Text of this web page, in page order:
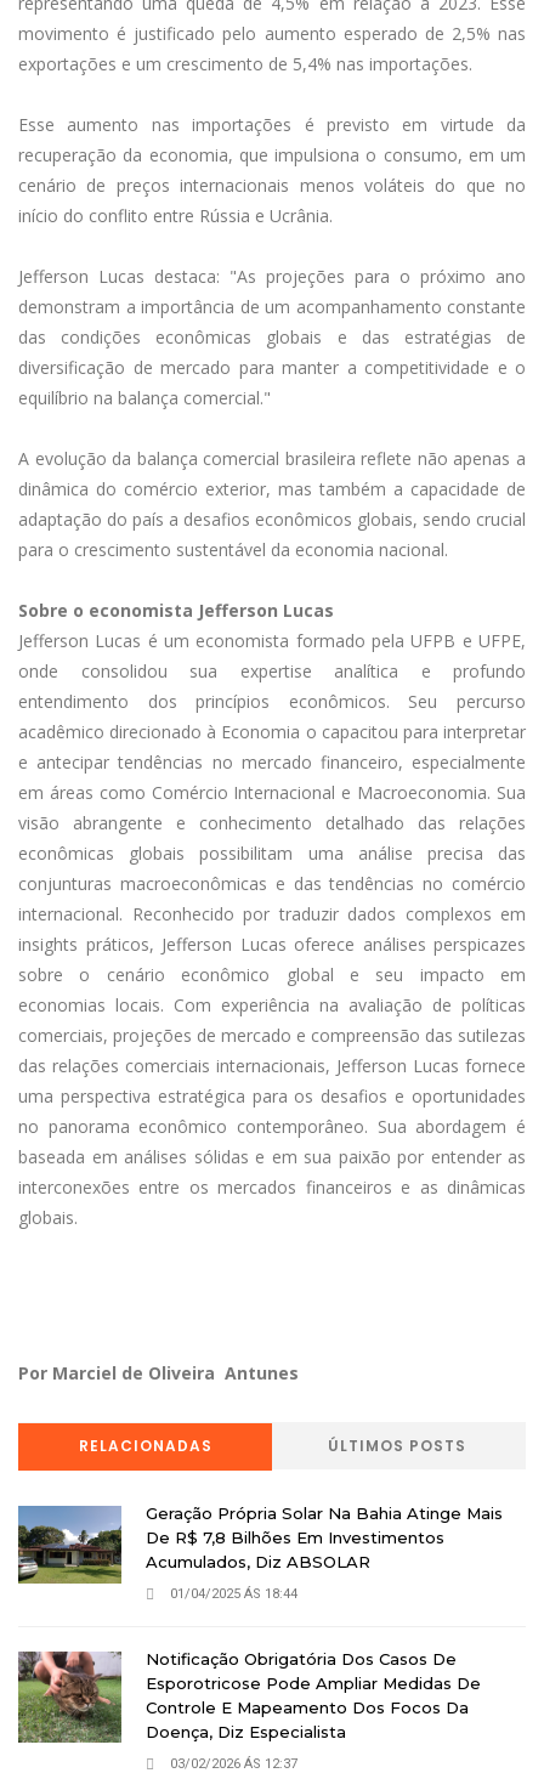
movimento é justificado pelo aumento esperado de 2,5% nas
exportações e um crescimento de 5,4% nas importações.
Esse aumento nas importações é previsto em virtude da
recuperação da economia, que impulsiona o consumo, em um
cenário de preços internacionais menos voláteis do que no
início do conflito entre Rússia e Ucrânia.
Jefferson Lucas destaca: "As projeções para o próximo ano
demonstram a importância de um acompanhamento constante
das condições econômicas globais e das estratégias de
diversificação de mercado para manter a competitividade e o
equilíbrio na balança comercial."
A evolução da balança comercial brasileira reflete não apenas a
dinâmica do comércio exterior, mas também a capacidade de
adaptação do país a desafios econômicos globais, sendo crucial
para o crescimento sustentável da economia nacional.
Sobre o economista Jefferson Lucas
Jefferson Lucas é um economista formado pela UFPB e UFPE,
onde consolidou sua expertise analítica e profundo
entendimento dos princípios econômicos. Seu percurso
acadêmico direcionado à Economia o capacitou para interpretar
e antecipar tendências no mercado financeiro, especialmente
em áreas como Comércio Internacional e Macroeconomia. Sua
visão abrangente e conhecimento detalhado das relações
econômicas globais possibilitam uma análise precisa das
conjunturas macroeconômicas e das tendências no comércio
internacional. Reconhecido por traduzir dados complexos em
insights práticos, Jefferson Lucas oferece análises perspicazes
sobre o cenário econômico global e seu impacto em
economias locais. Com experiência na avaliação de políticas
comerciais, projeções de mercado e compreensão das sutilezas
das relações comerciais internacionais, Jefferson Lucas fornece
uma perspectiva estratégica para os desafios e oportunidades
no panorama econômico contemporâneo. Sua abordagem é
baseada em análises sólidas e em sua paixão por entender as
interconexões entre os mercados financeiros e as dinâmicas
globais.
Por Marciel de Oliveira Antunes
RELACIONADAS ÚLTIMOS POSTS
Geração Própria Solar Na Bahia Atinge Mais
De R$ 7,8 Bilhões Em Investimentos
Acumulados, Diz ABSOLAR
01/04/2025 ÁS 18:44
Notificação Obrigatória Dos Casos De
Esporotricose Pode Ampliar Medidas De
Controle E Mapeamento Dos Focos Da
Doença, Diz Especialista
03/02/2026 ÁS 12:37